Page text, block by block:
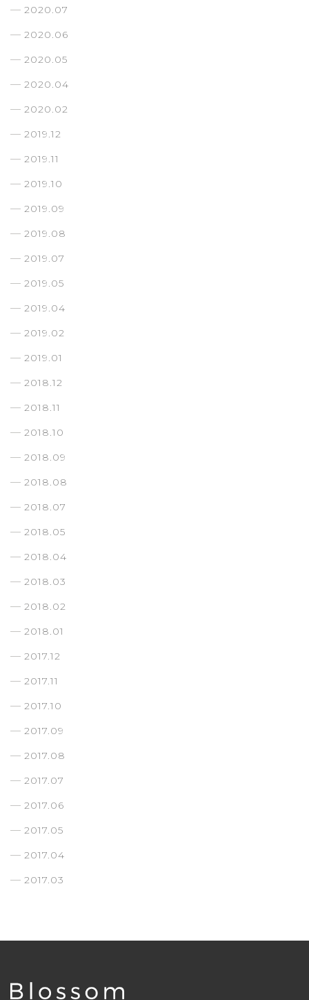
2020.07
2020.06
2020.05
2020.04
2020.02
2019.12
2019.11
2019.10
2019.09
2019.08
2019.07
2019.05
2019.04
2019.02
2019.01
2018.12
2018.11
2018.10
2018.09
2018.08
2018.07
2018.05
2018.04
2018.03
2018.02
2018.01
2017.12
2017.11
2017.10
2017.09
2017.08
2017.07
2017.06
2017.05
2017.04
2017.03